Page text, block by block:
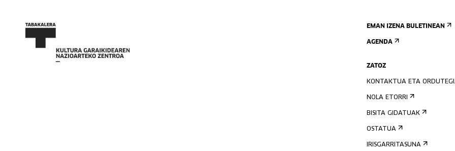
EMAN IZENA BULETINEAN
AGENDA
ZATOZ
KONTAKTUA ETA
NOLA ETORRI
BISITA GIDATUAK
OSTATUA
IRISGARRITASUNA